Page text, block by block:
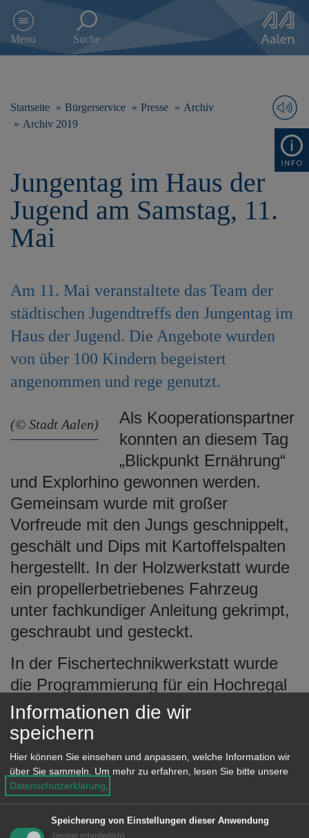
e
Menu Suche
Startseite Bürgerservice Presse
Archiv
Archiv 2019
Jungentag im Haus der
Jugend am Samstag, 11.
Mai
Am 11. Mai veranstaltete das Team der
städtischen Jugendtreffs den Jungentag im
Haus der Jugend. Die Angebote wurden
von über 100 Kindern begeistert
angenommen und rege genutzt.
(© Stadt Aalen)
Als Kooperationspartner
konnten an diesem Tag
„Blickpunkt Ernährung“
und Explorhino gewonnen werden.
Gemeinsam wurde mit großer
Vorfreude mit den Jungs geschnippelt,
geschält und Dips mit Kartoffelspalten
hergestellt. In der Holzwerkstatt wurde
ein propellerbetriebenes Fahrzeug
unter fachkundiger Anleitung gekrimpt,
geschraubt und gesteckt.
In der Fischertechnikwerkstatt wurde
die Programmierung für ein Hochregal
ebenso realisiert, wie der
Zusammenbau eines funktionierenden
Differenzials und der Bau mehrerer
Kugelbahnen. Mit Zombieball und
Aktionen auf dem weichen Hallenboden
tobten sich die Besucher bis zur
Erschöpfung aus. Auf der Bühne
Informationen die wir
speichern
Hier können Sie einsehen und anpassen, welche Information wir
über Sie sammeln. Um mehr zu erfahren, lesen Sie bitte unsere
Datenschutzerklärung.
Speicherung von Einstellungen dieser Anwendung
(immer erforderlich)